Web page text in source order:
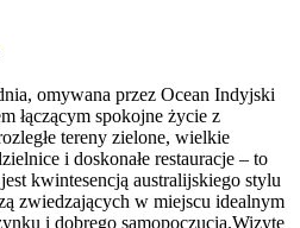
omywana przez Ocean Indyjski
łączącym spokojne życie z
tereny zielone, wielkie
i doskonałe restauracje – to
kwintesencją australijskiego stylu
zwiedzających w miejscu idealnym
i dobrego samopoczucia.Wizytę